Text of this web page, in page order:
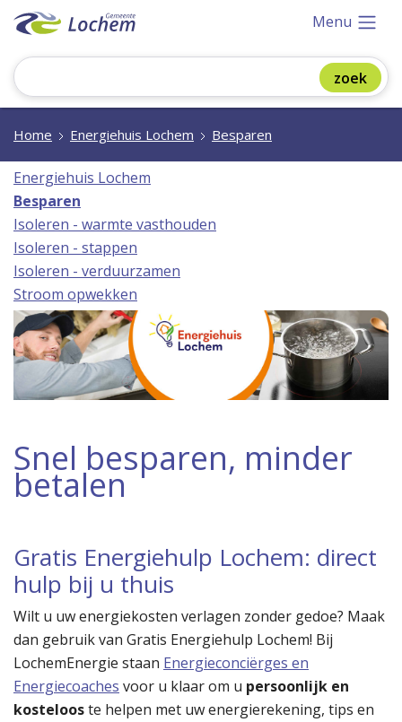
Menu
Home Energiehuis Lochem Besparen
Energiehuis Lochem
Besparen
Isoleren - warmte vasthouden
Isoleren - stappen
Isoleren - verduurzamen
Stroom opwekken
Snel besparen, minder
betalen
Gratis Energiehulp Lochem: direct
hulp bij u thuis
Wilt u uw energiekosten verlagen zonder gedoe? Maak
dan gebruik van Gratis Energiehulp Lochem! Bij
LochemEnergie staan Energieconciërges en
Energiecoaches voor u klaar om u persoonlijk en
kostelooste helpen met uw energierekening, tips en